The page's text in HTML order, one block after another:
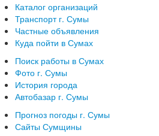
Каталог организаций
Транспорт г. Сумы
Частные объявления
Куда пойти в Сумах
Поиск работы в Сумах
Фото г. Сумы
История города
Автобазар г. Сумы
Прогноз погоды г. Сумы
Сайты Сумщины